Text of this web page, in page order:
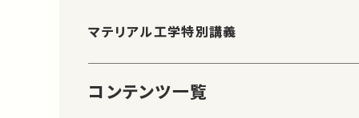
マテリアル工学特別講義
コンテンツ一覧